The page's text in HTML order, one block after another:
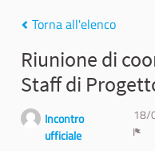
Torna all'elenco
Riunione di
Staff di
Incontro
ufficiale
18/